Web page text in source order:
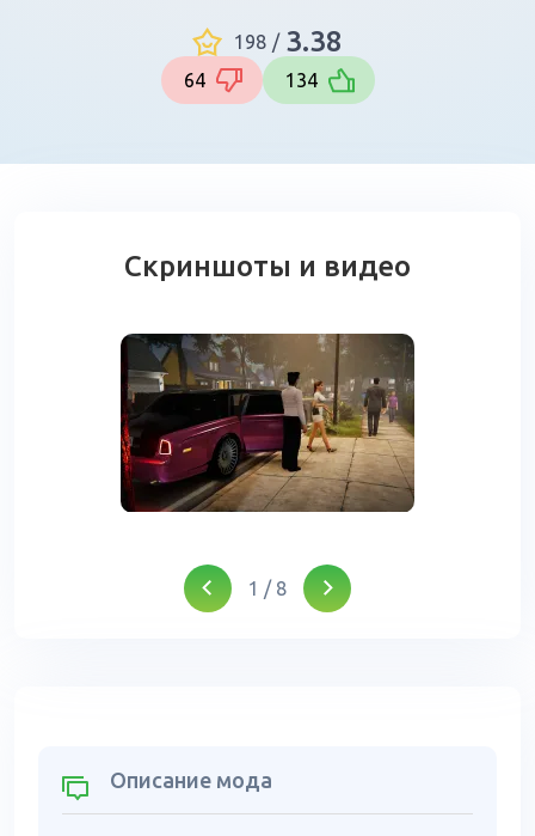
198 / 3.38
64 134
Скриншоты и видео
1 / 8
Описание мода